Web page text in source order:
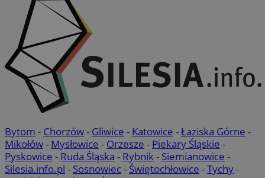
Bytom - Chorzów- Gliwice - Katowice -Łaziska Górne -
Mikołów- Mysłowice - Orzesze - Piekary Śląskie -
Pyskowice - Ruda Śląska - Rybnik- Siemianowice -
Silesia.info.pl - Sosnowiec- Świętochłowice -Tychy-